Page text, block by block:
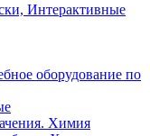
Интерактивные
оборудование по
Химия